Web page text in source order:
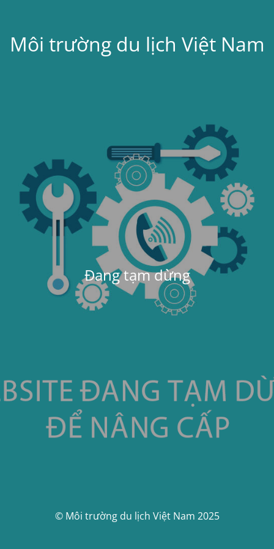
Môi trường du lịch Việt Nam
Đang tạm dừng
© Môi trường du lịch Việt Nam 2025